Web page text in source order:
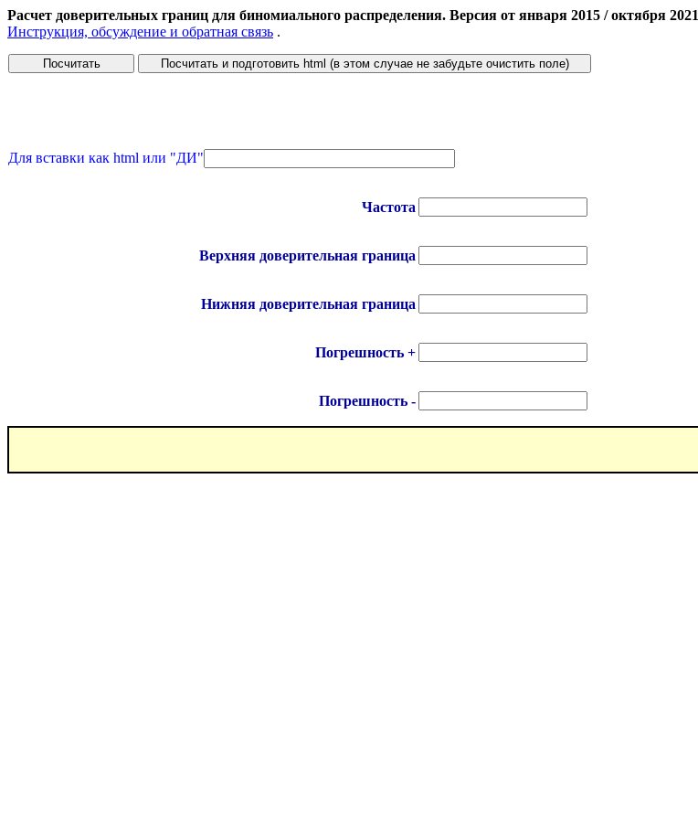
Расчет доверительных границ для биномиального распределения. Версия от января 2015 / октября 2021
Инструкция, обсуждение и обратная связь .
Для вставки как html или "ДИ"
Частота
Верхняя доверительная граница
Нижняя доверительная граница
Погрешность +
Погрешность -